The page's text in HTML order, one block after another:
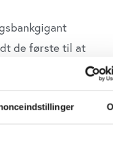
de første til at
af det
estimater. Den nye
når 95 mia.
end den